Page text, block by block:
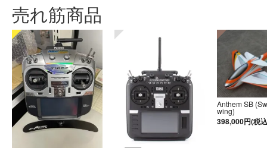
売れ筋商品
Anthem SB
wing)
398,000円(税